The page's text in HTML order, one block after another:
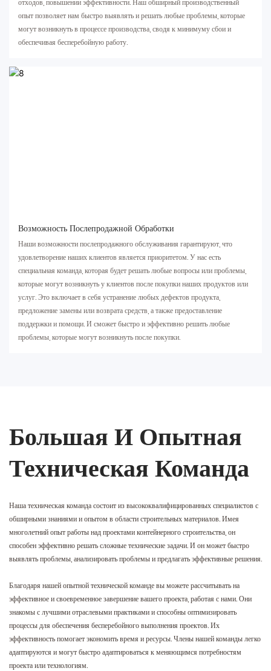
отходов, повышении эффективности. Наш обширный производственный
опыт позволяет нам быстро выявлять и решать любые проблемы, которые
могут возникнуть в процессе производства, сводя к минимуму сбои и
обеспечивая бесперебойную работу.
Возможность Послепродажной Обработки
Наши возможности послепродажного обслуживания гарантируют, что
удовлетворение наших клиентов является приоритетом. У нас есть
специальная команда, которая будет решать любые вопросы или проблемы,
которые могут возникнуть у клиентов после покупки наших продуктов или
услуг. Это включает в себя устранение любых дефектов продукта,
предложение замены или возврата средств, а также предоставление
поддержки и помощи. И сможет быстро и эффективно решить любые
проблемы, которые могут возникнуть после покупки.
Большая И Опытная
Техническая Команда
Наша техническая команда состоит из высококвалифицированных специалистов с
обширными знаниями и опытом в области строительных материалов. Имея
многолетний опыт работы над проектами контейнерного строительства, он
способен эффективно решать сложные технические задачи. И он может быстро
выявлять проблемы, анализировать проблемы и предлагать эффективные решения.
Благодаря нашей опытной технической команде вы можете рассчитывать на
эффективное и своевременное завершение вашего проекта, работая с нами. Они
знакомы с лучшими отраслевыми практиками и способны оптимизировать
процессы для обеспечения бесперебойного выполнения проектов. Их
эффективность помогает экономить время и ресурсы. Члены нашей команды легко
адаптируются и могут быстро адаптироваться к меняющимся потребностям
проекта или технологиям.